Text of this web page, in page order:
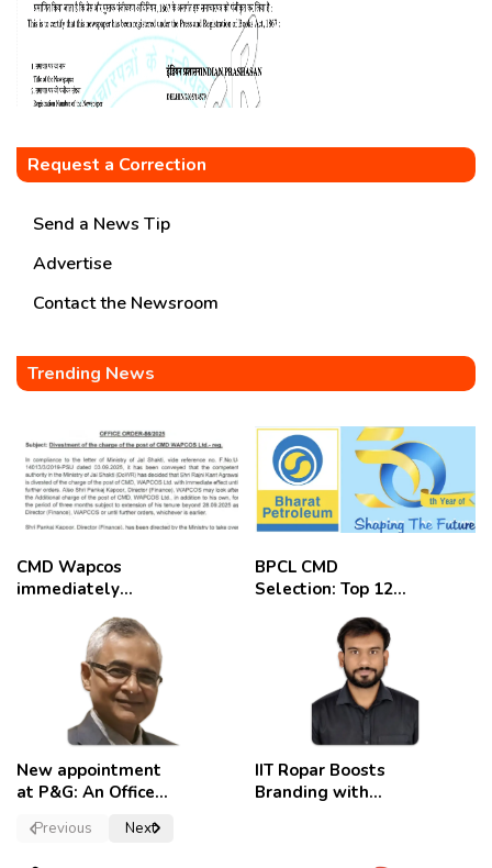
Request a Correction
Send a News Tip
Advertise
Contact the Newsroom
Trending News
CMD Wapcos
immediately
employees
celebrate
BPCL CMD
Selection: Top 12
New appointment
at P&G: An Officer
Convictions ,
IIT Ropar Boosts
Branding with
Previous Next